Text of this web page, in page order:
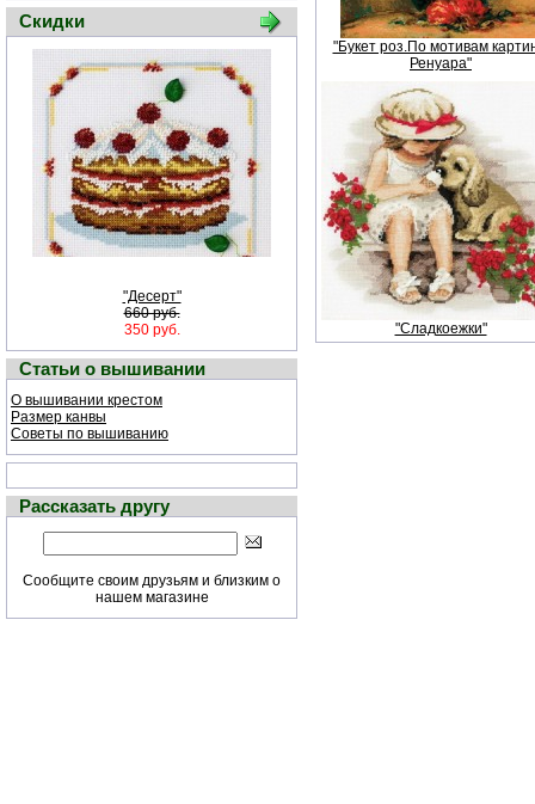
Скидки
"Десерт"
660 руб.
350 руб.
Статьи о вышивании
О вышивании крестом
Размер канвы
Советы по вышиванию
Рассказать другу
Сообщите своим друзьям и близким о
нашем магазине
"Букет роз.По мотивам
Ренуара"
"Сладкоежки"